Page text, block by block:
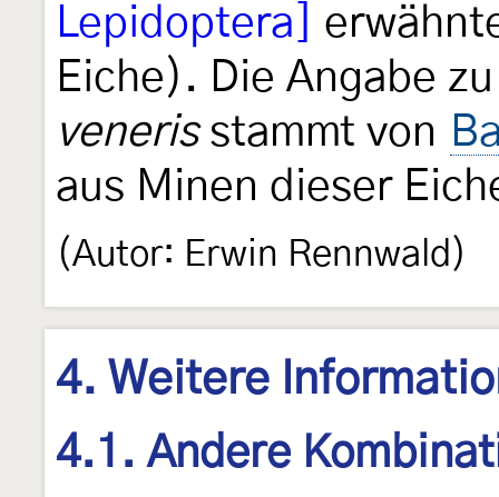
Lepidoptera]
Eiche). Die Angabe
venerisstammt von
aus Minen dieser
(Autor: Erwin Rennwald)
4. Weitere
4.1. Andere